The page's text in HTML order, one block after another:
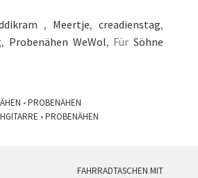
, Meertje, creadienstag,
, Probenähen WeWol, Für Söhne
•PROBENÄHEN
•PROBENÄHEN
FAHRRADTASCHEN MIT